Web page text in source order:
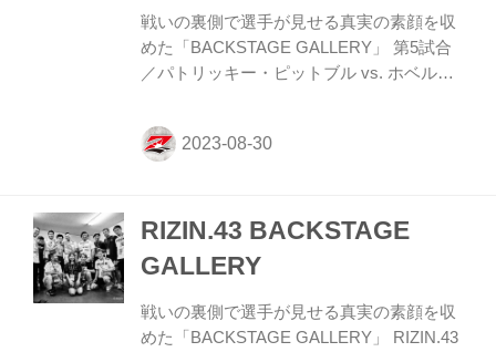
戦いの裏側で選手が見せる真実の素顔を収
めた「BACKSTAGE GALLERY」 第5試合
／パトリッキー・ピットブル vs. ホベル
神龍誠 第3試合／渡辺華奈 vs. ヴィタ・ア
ルテイガ 第2試合／マゴメド・マゴメドフ
RIZINパート第6試合〜第8試合までのvol.3
までのvol.2はこちら！ 試合結果 のむシリ
カ presents 超RIZIN.2 powered by U-NEXT
対戦カード 試合結...
RIZIN.43 BACKSTAGE
GALLERY
戦いの裏側で選手が見せる真実の素顔を収
めた「BACKSTAGE GALLERY」 RIZIN.43